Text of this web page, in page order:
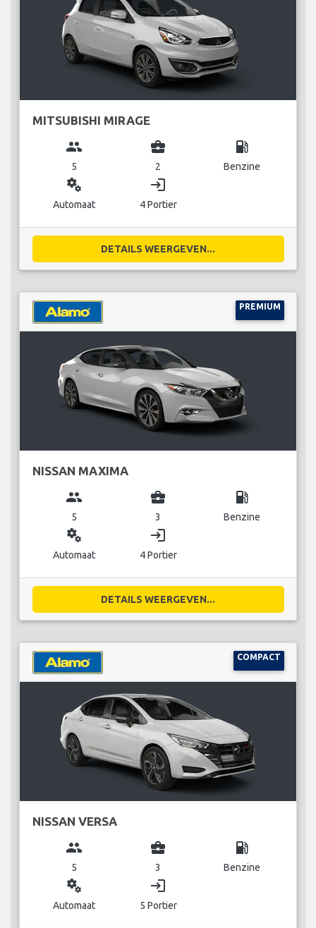
MITSUBISHI MIRAGE
group
5
business_center
2
local_gas_station
Benzine
miscellaneous_services
Automaat
login
4 Portier
DETAILS WEERGEVEN...
PREMIUM
NISSAN MAXIMA
group
5
business_center
3
local_gas_station
Benzine
miscellaneous_services
Automaat
login
4 Portier
DETAILS WEERGEVEN...
COMPACT
NISSAN VERSA
group
5
business_center
3
local_gas_station
Benzine
miscellaneous_services
Automaat
login
5 Portier